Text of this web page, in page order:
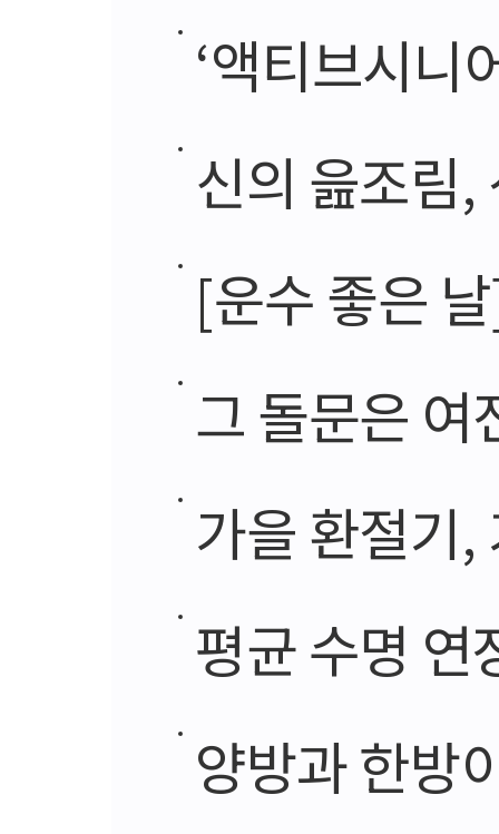
‘액티브시니어
신의 읊조림,
[운수 좋은
그 돌문은 여
가을 환절기
평균 수명 연
양방과 한방